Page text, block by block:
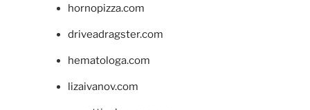
hornopizza.com
driveadragster.com
hematologa.com
lizaivanov.com